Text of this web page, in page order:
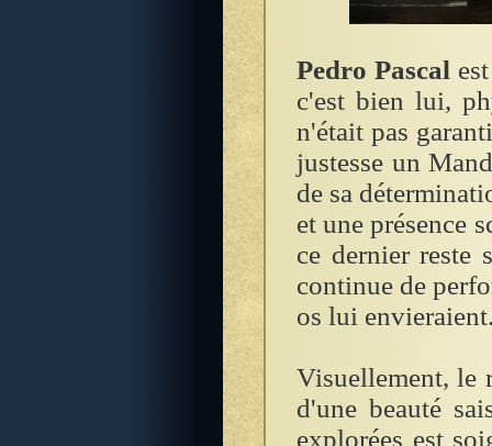
Pedro Pascal
c'est bien lui,
n'était pas
justesse un
de sa
et une présence
ce dernier reste
continue de
os lui
Visuellement, le
d'une beauté
explorées est